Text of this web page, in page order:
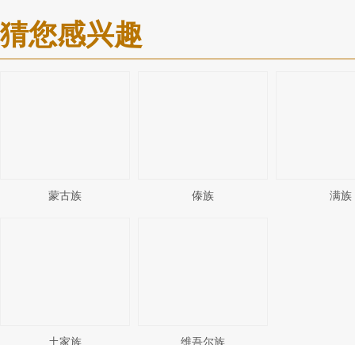
猜您感兴趣
蒙古族 傣族 满族
土家族 维吾尔族